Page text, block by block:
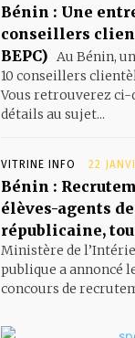
Bénin : Une
conseillers
BEPC) Au Bénin,
10 conseillers
Vous retrouverez ci-
détails au sujet...
VITRINE INFO 22
Bénin :
élèves-agents
républicaine,
Ministère de
publique a annoncé
concours de